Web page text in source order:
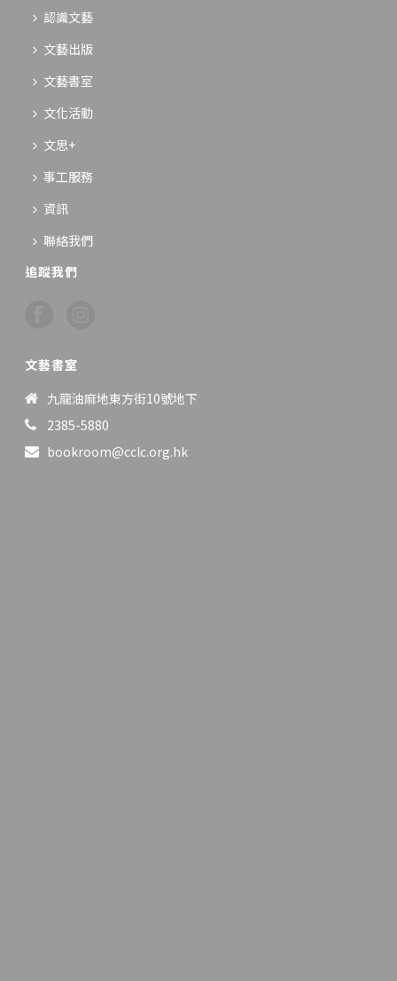
認識文藝
文藝出版
文藝書室
文化活動
文思+
事工服務
資訊
聯絡我們
追蹤我們
文藝書室
九龍油麻地東方街10號地下
2385-5880
bookroom@cclc.org.hk